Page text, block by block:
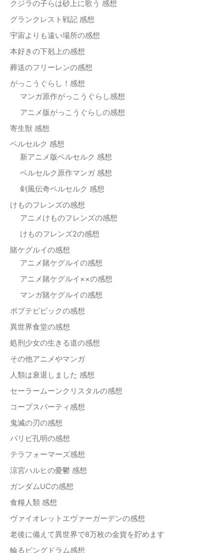
クジラの子らは砂上に歌う 感想
グランクレスト戦記 感想
宇宙よりも遠い場所の感想
本好きの下剋上の感想
葬送のフリーレンの感想
がっこうぐらし！感想
マンガ原作がっこうぐらし感想
アニメ版がっこうぐらしの感想
寄生獣 感想
ベルセルク 感想
新アニメ版ベルセルク 感想
ベルセルク原作マンガ 感想
剣風伝奇ベルセルク 感想
けものフレンズの感想
アニメけものフレンズの感想
けものフレンズ2の感想
賭ケグルイの感想
アニメ賭ケグルイの感想
アニメ賭ケグルイ××の感想
マンガ賭ケグルイの感想
ポプテピピックの感想
異世界食堂の感想
処刑少女の生きる道の感想
その他アニメやマンガ
人類は衰退しました 感想
セーラームーンクリスタルの感想
コープスパーティ感想
鬼滅の刃の感想
パリピ孔明の感想
テラフォーマーズ感想
涼宮ハルヒの憂鬱 感想
ガンダムUCの感想
食糧人類 感想
ヴァイオレットエヴァーガーデンの感想
老後に備えて異世界で8万枚の金貨を貯めます
輪るピングドラム感想